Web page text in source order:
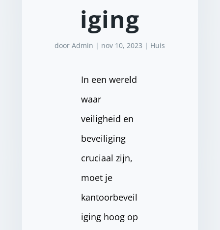
iging
doorAdmin | nov 10, 2023 | Huis
In een wereld
waar
veiligheid en
beveiliging
cruciaal zijn,
moet je
kantoorbeveil
iging hoog op